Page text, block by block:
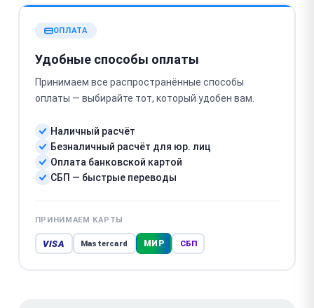
ОПЛАТА
Удобные способы оплаты
Принимаем все распространённые способы
оплаты — выбирайте тот, который удобен вам.
Наличный расчёт
Безналичный расчёт для юр. лиц
Оплата банковской картой
СБП — быстрые переводы
ПРИНИМАЕМ КАРТЫ
VISA Mastercard МИР СБП